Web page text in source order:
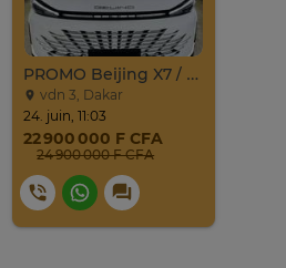
PROMO Beijing X7 / 2025
vdn 3, Dakar
24. juin, 11:03
22 900 000 F CFA
24 900 000 F CFA